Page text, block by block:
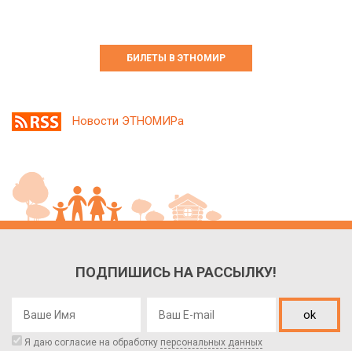
БИЛЕТЫ В ЭТНОМИР
Новости ЭТНОМИРа
ПОДПИШИСЬ НА РАССЫЛКУ!
ok
Я даю согласие на обработку персональных данных